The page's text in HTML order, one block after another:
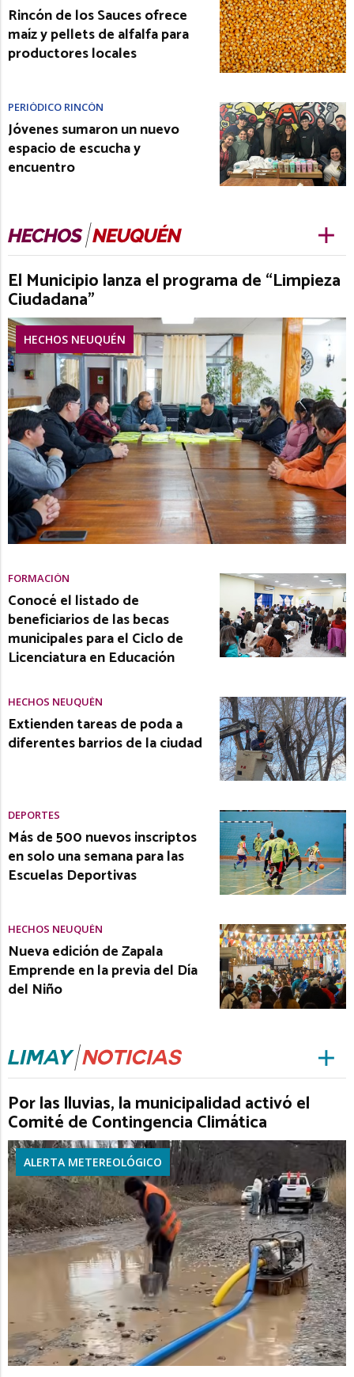
Rincón de los Sauces ofrece
maíz y pellets de alfalfa para
productores locales
PERIÓDICO RINCÓN
Jóvenes sumaron un nuevo
espacio de escucha y
encuentro
El Municipio lanza el programa de “Limpieza
Ciudadana”
HECHOS NEUQUÉN
FORMACIÓN
Conocé el listado de
beneficiarios de las becas
municipales para el Ciclo de
Licenciatura en Educación
HECHOS NEUQUÉN
Extienden tareas de poda a
diferentes barrios de la ciudad
DEPORTES
Más de 500 nuevos inscriptos
en solo una semana para las
Escuelas Deportivas
HECHOS NEUQUÉN
Nueva edición de Zapala
Emprende en la previa del Día
del Niño
Por las lluvias, la municipalidad activó el
Comité de Contingencia Climática
ALERTA METEREOLÓGICO